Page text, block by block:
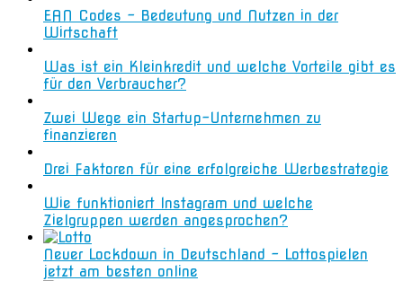
EAN Codes – Bedeutung und Nutzen in der
Wirtschaft
Was ist ein Kleinkredit und welche Vorteile gibt es
für den Verbraucher?
Zwei Wege ein Startup-Unternehmen zu
finanzieren
Drei Faktoren für eine erfolgreiche Werbestrategie
Wie funktioniert Instagram und welche
Zielgruppen werden angesprochen?
Neuer Lockdown in Deutschland – Lottospielen
jetzt am besten online